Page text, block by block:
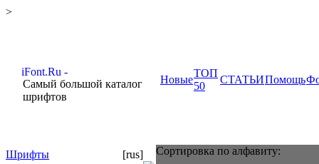
>
Самый большой каталог
шрифтов
Новые
ТОП
50
СТАТЬИПомощь
Шрифты
[rus]
Сортировка по алфавиту: